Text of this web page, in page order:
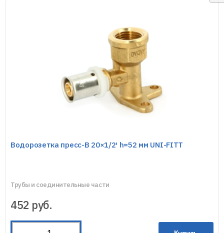
Водорозетка пресс-В 20×1/2′ h=52 мм UNI-FITT
Трубы и соединительные части
452 руб.